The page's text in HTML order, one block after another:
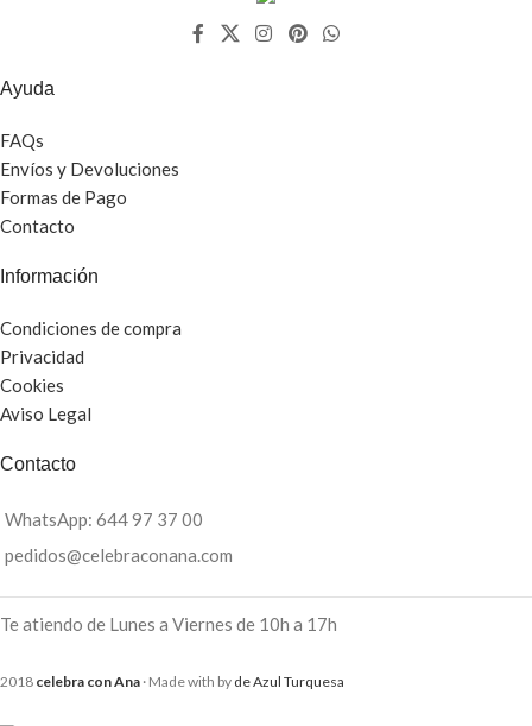
Ayuda
FAQs
Envíos y Devoluciones
Formas de Pago
Contacto
Información
Condiciones de compra
Privacidad
Cookies
Aviso Legal
Contacto
WhatsApp: 644 97 37 00
pedidos@celebraconana.com
Te atiendo de Lunes a Viernes de 10h a 17h
2018 celebra con Ana · Made with by de Azul Turquesa